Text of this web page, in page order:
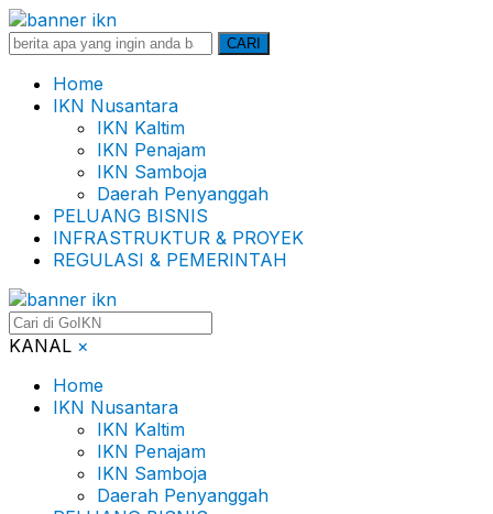
Search
CARI
Home
IKN Nusantara
IKN Kaltim
IKN Penajam
IKN Samboja
Daerah Penyanggah
PELUANG BISNIS
INFRASTRUKTUR & PROYEK
REGULASI & PEMERINTAH
KANAL ×
Home
IKN Nusantara
IKN Kaltim
IKN Penajam
IKN Samboja
Daerah Penyanggah